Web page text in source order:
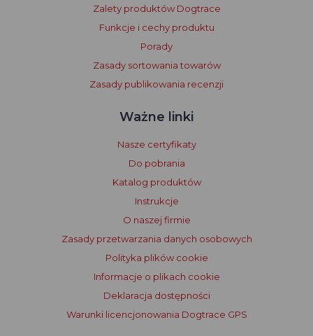
Zalety produktów Dogtrace
Funkcje i cechy produktu
Porady
Zasady sortowania towarów
Zasady publikowania recenzji
Ważne linki
Nasze certyfikaty
Do pobrania
Katalog produktów
Instrukcje
O naszej firmie
Zasady przetwarzania danych osobowych
Polityka plików cookie
Informacje o plikach cookie
Deklaracja dostępności
Warunki licencjonowania Dogtrace GPS